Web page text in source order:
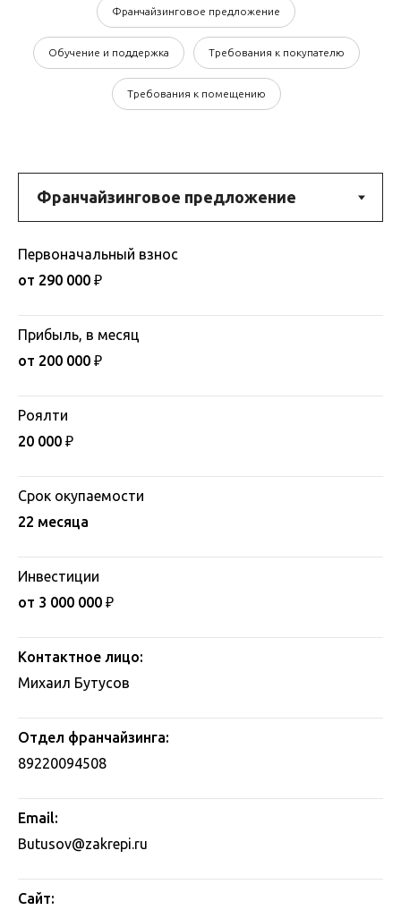
Франчайзинговое предложение
Обучение и поддержка Требования к покупателю
Требования к помещению
Первоначальный взнос
от 290 000 ₽
Прибыль, в месяц
от 200 000 ₽
Роялти
20 000 ₽
Срок окупаемости
22 месяца
Инвестиции
от 3 000 000 ₽
Контактное лицо:
Михаил Бутусов
Отдел франчайзинга:
89220094508
Email:
Butusov@zakrepi.ru
Сайт: